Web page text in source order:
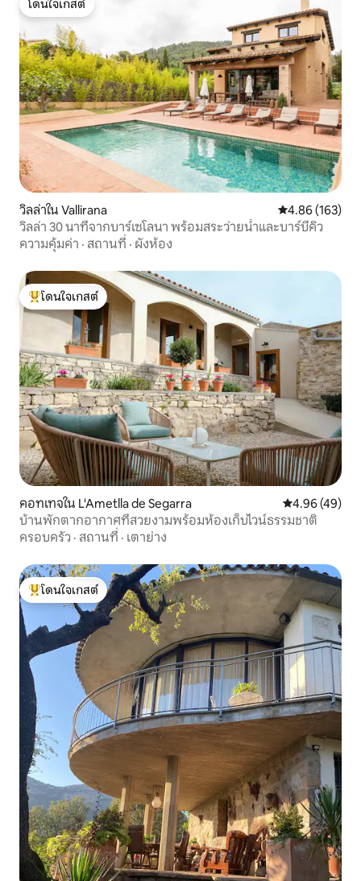
โดนใจเกสต์
โดนใจเกสต์
วิลล่าใน Vallirana คะแนนเฉลี่ย
4.86 (163)
วิลล่า 30 นาทีจากบาร์เซโลนา พร้อมสระว่ายน้ำและบาร์บีคิว
ความคุ้มค่า · สถานที่ · ผังห้อง
โดนใจเกสต์ที่สุด
โดนใจเกสต์
คอทเทจใน L'Ametlla de Segarra คะแนนเฉลี่ย
4.96 (49)
บ้านพักตากอากาศที่สวยงามพร้อมห้องเก็บไวน์ธรรมชาติ
ครอบครัว · สถานที่ · เตาย่าง
โดนใจเกสต์ที่สุด
โดนใจเกสต์